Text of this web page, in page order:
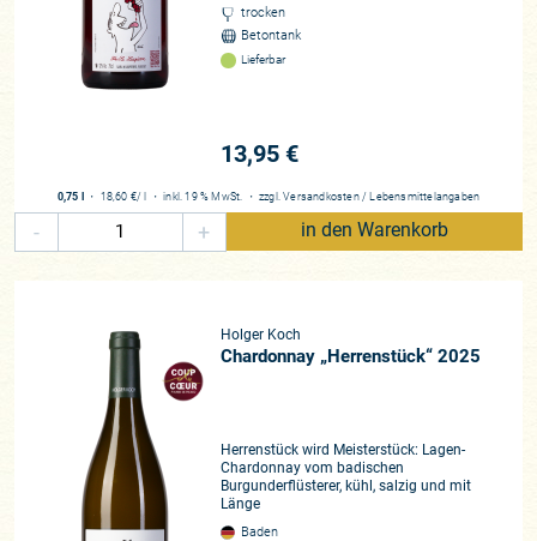
trocken
Betontank
Lieferbar
13,95 €
0,75 l ・ 18,60 €/ l ・inkl. 19 % MwSt. ・ zzgl.Versandkosten / Lebensmittelangaben
- + in den Warenkorb
Holger Koch
Chardonnay „Herrenstück“ 2025
Herrenstück wird Meisterstück: Lagen-
Chardonnay vom badischen
Burgunderflüsterer, kühl, salzig und mit
Länge
Baden